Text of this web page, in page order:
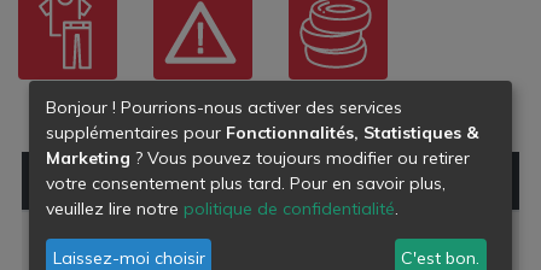
Type de déchet Danger
Déchets amiantés
VÊTEMENTS
DANGEREUX
Bonjour ! Pourrions-nous activer des services
supplémentaires pour Fonctionnalités, Statistiques &
Marketing ? Vous pouvez toujours modifier ou retirer
votre consentement plus tard. Pour en savoir plus,
veuillez lire notre politique de confidentialité.
Laissez-moi choisir C'est bon.